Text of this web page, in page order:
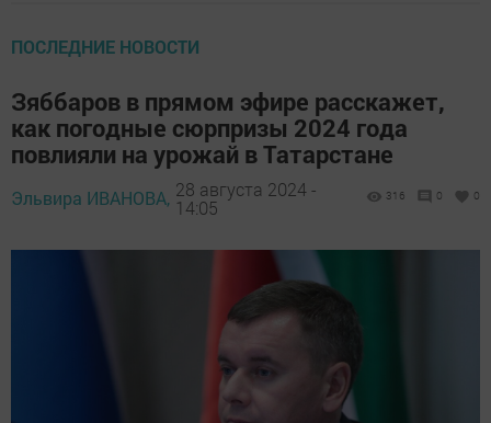
ПОСЛЕДНИЕ НОВОСТИ
Зяббаров в прямом эфире расскажет,
как погодные сюрпризы 2024 года
повлияли на урожай в Татарстане
Эльвира ИВАНОВА, 28 августа 2024 -
14:05
316 0 0